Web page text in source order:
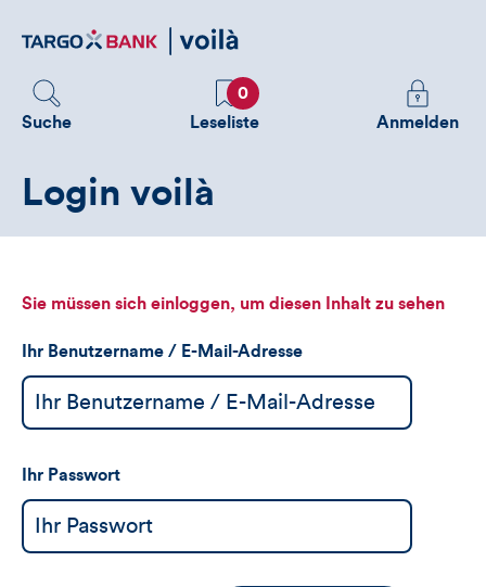
zum
Suche
Favoriten
0
Leseliste
Melden
Sie
sehen
Anmelden
Login voilà
Sie müssen sich einloggen, um diesen Inhalt zu sehen
Ihr Benutzername / E-Mail-Adresse
Ihr Passwort